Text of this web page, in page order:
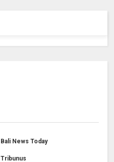
Bali News Today
Tribunus